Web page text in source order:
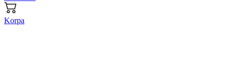
Korpa